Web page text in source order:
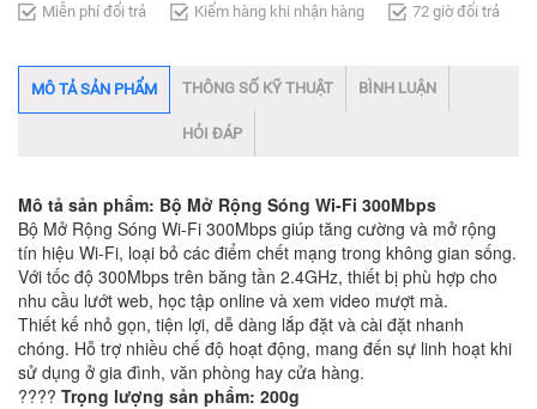
Miễn phí đổi trả
Kiểm hàng khi nhận hàng 72 giờ đổi trả
MÔ TẢ SẢN PHẨM THÔNG SỐ KỸ THUẬT BÌNH LUẬN
HỎI ĐÁP
Mô tả sản phẩm: Bộ Mở Rộng Sóng Wi-Fi 300Mbps
Bộ Mở Rộng Sóng Wi-Fi 300Mbps giúp tăng cường và mở rộng
tín hiệu Wi-Fi, loại bỏ các điểm chết mạng trong không gian sống.
Với tốc độ 300Mbps trên băng tần 2.4GHz, thiết bị phù hợp cho
nhu cầu lướt web, học tập online và xem video mượt mà.
Thiết kế nhỏ gọn, tiện lợi, dễ dàng lắp đặt và cài đặt nhanh
chóng. Hỗ trợ nhiều chế độ hoạt động, mang đến sự linh hoạt khi
sử dụng ở gia đình, văn phòng hay cửa hàng.
???? Trọng lượng sản phẩm: 200g